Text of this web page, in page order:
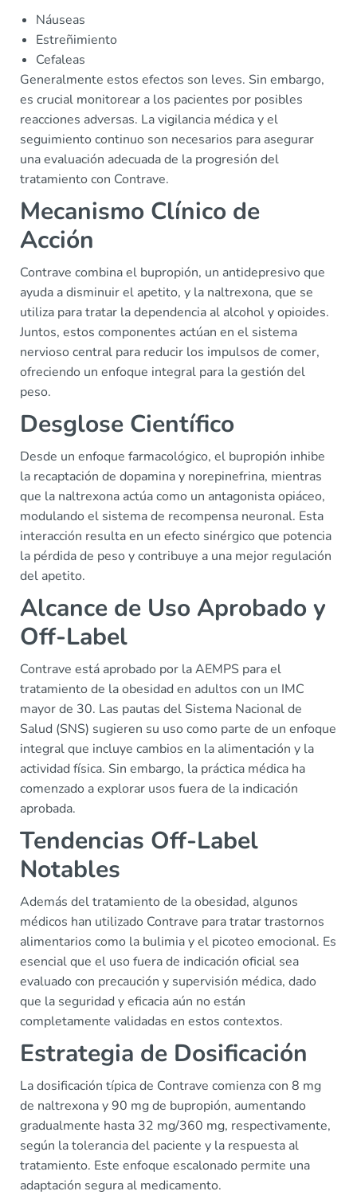
Náuseas
Estreñimiento
Cefaleas
Generalmente estos efectos son leves. Sin embargo,
es crucial monitorear a los pacientes por posibles
reacciones adversas. La vigilancia médica y el
seguimiento continuo son necesarios para asegurar
una evaluación adecuada de la progresión del
tratamiento con Contrave.
Mecanismo Clínico de
Acción
Contrave combina el bupropión, un antidepresivo que
ayuda a disminuir el apetito, y la naltrexona, que se
utiliza para tratar la dependencia al alcohol y opioides.
Juntos, estos componentes actúan en el sistema
nervioso central para reducir los impulsos de comer,
ofreciendo un enfoque integral para la gestión del
peso.
Desglose Científico
Desde un enfoque farmacológico, el bupropión inhibe
la recaptación de dopamina y norepinefrina, mientras
que la naltrexona actúa como un antagonista opiáceo,
modulando el sistema de recompensa neuronal. Esta
interacción resulta en un efecto sinérgico que potencia
la pérdida de peso y contribuye a una mejor regulación
del apetito.
Alcance de Uso Aprobado y
Off-Label
Contrave está aprobado por la AEMPS para el
tratamiento de la obesidad en adultos con un IMC
mayor de 30. Las pautas del Sistema Nacional de
Salud (SNS) sugieren su uso como parte de un enfoque
integral que incluye cambios en la alimentación y la
actividad física. Sin embargo, la práctica médica ha
comenzado a explorar usos fuera de la indicación
aprobada.
Tendencias Off-Label
Notables
Además del tratamiento de la obesidad, algunos
médicos han utilizado Contrave para tratar trastornos
alimentarios como la bulimia y el picoteo emocional. Es
esencial que el uso fuera de indicación oficial sea
evaluado con precaución y supervisión médica, dado
que la seguridad y eficacia aún no están
completamente validadas en estos contextos.
Estrategia de Dosificación
La dosificación típica de Contrave comienza con 8 mg
de naltrexona y 90 mg de bupropión, aumentando
gradualmente hasta 32 mg/360 mg, respectivamente,
según la tolerancia del paciente y la respuesta al
tratamiento. Este enfoque escalonado permite una
adaptación segura al medicamento.